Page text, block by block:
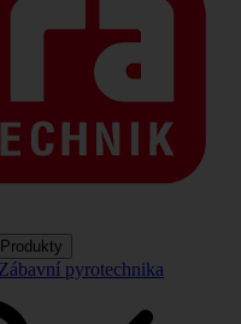
Zábavní pyrotechnika